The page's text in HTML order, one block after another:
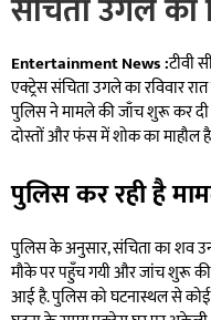
संचिता उगले का
Entertainment News :टीवी
एक्ट्रेस संचिता उगले का रविवार
पुलिस ने मामले की जाँच शुरू कर
दोस्तों और फंस में शोक का माहौल
पुलिस कर रही है
पुलिस के अनुसार, संचिता का शव
मौके पर पहुँच गयी और जांच शुरू
आई है. पुलिस को घटनास्थल से कोई